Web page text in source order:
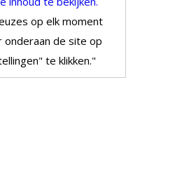
op elk moment
onderaan de site op
te klikken."